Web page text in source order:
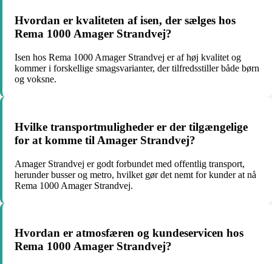
Hvordan er kvaliteten af isen, der sælges hos
Rema 1000 Amager Strandvej?
Isen hos Rema 1000 Amager Strandvej er af høj kvalitet og
kommer i forskellige smagsvarianter, der tilfredsstiller både børn
og voksne.
Hvilke transportmuligheder er der tilgængelige
for at komme til Amager Strandvej?
Amager Strandvej er godt forbundet med offentlig transport,
herunder busser og metro, hvilket gør det nemt for kunder at nå
Rema 1000 Amager Strandvej.
Hvordan er atmosfæren og kundeservicen hos
Rema 1000 Amager Strandvej?